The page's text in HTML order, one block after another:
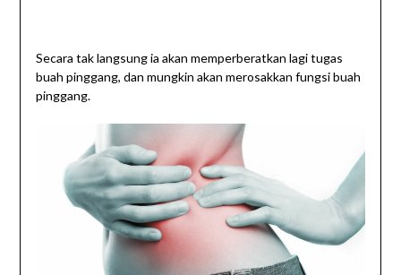
Secara tak langsung ia akan memperberatkan lagi tugas
buah pinggang, dan mungkin akan merosakkan fungsi buah
pinggang.